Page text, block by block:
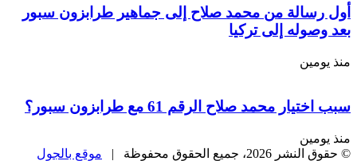
أول رسالة من محمد صلاح إلى جماهير طرابزون سبور
بعد وصوله إلى تركيا
منذ يومين
سبب اختيار محمد صلاح الرقم 61 مع طرابزون سبور؟
منذ يومين
© حقوق النشر 2026، جميع الحقوق محفوظة |
موقع بالجول